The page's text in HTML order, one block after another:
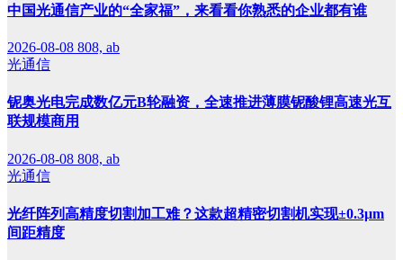
中国光通信产业的“全家福”，来看看你熟悉的企业都有谁
2026-08-08 808, ab
光通信
铌奥光电完成数亿元B轮融资，全速推进薄膜铌酸锂高速光互
联规模商用
2026-08-08 808, ab
光通信
光纤阵列高精度切割加工难？这款超精密切割机实现±0.3μm
间距精度